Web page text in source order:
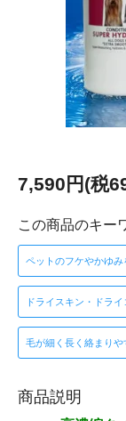
7,590円(税
この商品のキー
ペットのフケやかゆ
ドライスキン・ドラ
毛が細く長く絡まりや
商品説明